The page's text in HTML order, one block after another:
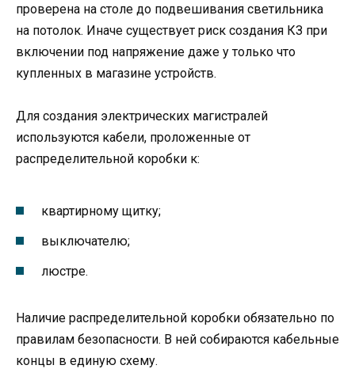
проверена на столе до подвешивания светильника
на потолок. Иначе существует риск создания КЗ при
включении под напряжение даже у только что
купленных в магазине устройств.
Для создания электрических магистралей
используются кабели, проложенные от
распределительной коробки к:
квартирному щитку;
выключателю;
люстре.
Наличие распределительной коробки обязательно по
правилам безопасности. В ней собираются кабельные
концы в единую схему.